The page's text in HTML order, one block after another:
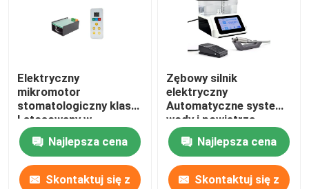
Elektryczny
mikromotor
stomatologiczny klasy
I stosowany w
stomatologii 120 W
Najlepsza cena
Skontaktuj się z
Zębowy silnik
elektryczny
Automatyczne systemy
wody i powietrza
Najlepsza cena
Skontaktuj się z